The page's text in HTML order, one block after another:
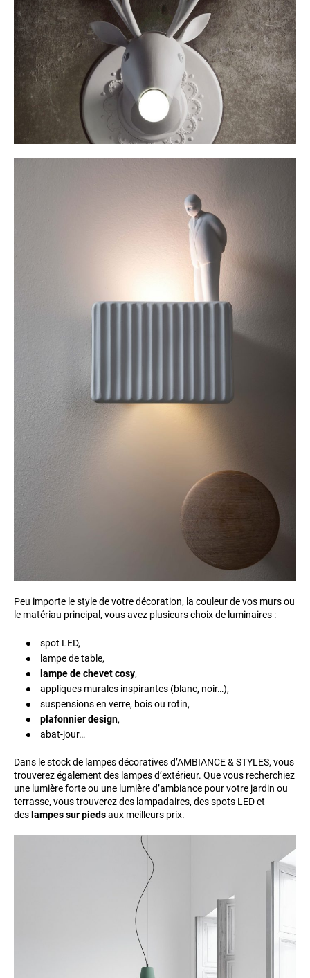
Peu importe le style de votre décoration, la couleur de vos murs ou
le matériau principal, vous avez plusieurs choix de luminaires :
spot LED,
lampe de table,
lampe de chevet cosy,
appliques murales inspirantes (blanc, noir…),
suspensions en verre, bois ou rotin,
plafonnier design,
abat-jour…
Dans le stock de lampes décoratives d’AMBIANCE & STYLES, vous
trouverez également des lampes d’extérieur. Que vous recherchiez
une lumière forte ou une lumière d’ambiance pour votre jardin ou
terrasse, vous trouverez des lampadaires, des spots LED et
des lampes sur piedsaux meilleurs prix.